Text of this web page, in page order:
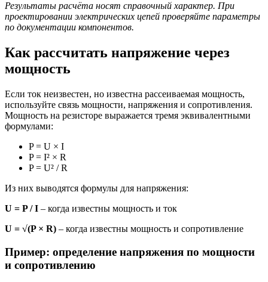
Результаты расчёта носят справочный характер. При
проектировании электрических цепей проверяйте параметры
по документации компонентов.
Как рассчитать напряжение через
мощность
Если ток неизвестен, но известна рассеиваемая мощность,
используйте связь мощности, напряжения и сопротивления.
Мощность на резисторе выражается тремя эквивалентными
формулами:
P = U × I
P = I² × R
P = U² / R
Из них выводятся формулы для напряжения:
U = P / I – когда известны мощность и ток
U = √(P × R) – когда известны мощность и сопротивление
Пример: определение напряжения по мощности
и сопротивлению